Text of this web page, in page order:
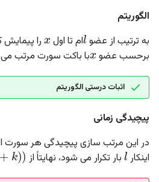
الگوریتم
به ترتیب از عضو ام تا اول
را پیمایش
برحسب عضو
x
با باکت سورت مرتب
اثبات درستی الگوریتم
پیچیدگی زمانی
در این مرتب سازی پیچیدگی هر سورت
اینکار
l
بار تکرار می شود، نهایتاً از
+k))